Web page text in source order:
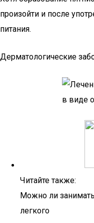
произойти и после
питания.
Дерматологические
Читайте также:
Можно ли
легкого